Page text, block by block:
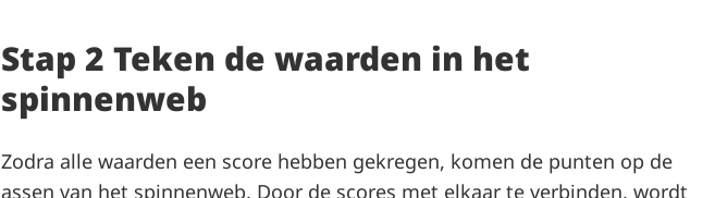
Stap 2 Teken de waarden in het
spinnenweb
Zodra alle waarden een score hebben gekregen, komen de punten op de
assen van het spinnenweb. Door de scores met elkaar te verbinden, wordt